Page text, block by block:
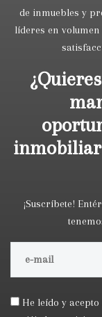
de inmuebles y
líderes en
¡Suscríbete!
He leído y acepto